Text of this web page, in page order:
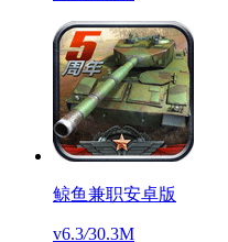
鲸鱼兼职安卓版
v6.3/30.3M